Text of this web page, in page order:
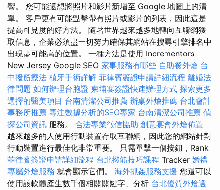
響。 您可能還想將照片和影片新增至 Google 地圖上的清
單。 客戶更有可能點擊帶有照片或影片的列表，因此這是
提高可見度的好方法。 隨著世界越來越多地轉向互聯網獲
取信息，企業必須盡一切努力確保其網站在搜尋引擎排名中
出現盡可能高的位置。 一種方法是使用 Incrementors
New Jersey Google SEO 家事服務有哪些 自助餐外燴 台
中撥筋療法 植牙手術詳解 菲律賓簽證申請詳細流程 離婚法
律問題 如何辦理台胞證 柬埔寨簽證快速辦理方式 探索更多
選擇的醫美項目 台南清潔公司推薦 辦桌外燴推薦 台北會計
事務所推薦 專注數據分析的SEO專家 台南清潔公司推薦 偵
探公司資訊 服務。 合法專業徵信協助 創意宴會外燴佈置
越來越多的人使用行動裝置存取互聯網，因此您的網站針對
行動裝置進行最佳化非常重要。 只需單擊一個按鈕，Rank
菲律賓簽證申請詳細流程 台北撥筋技巧課程 Tracker 婚禮
專屬外燴服務 就會顯示它們。 海外抓姦服務支援 您還可以
使用該軟體產生數千個相關關鍵字、分析 台北優質外燴選